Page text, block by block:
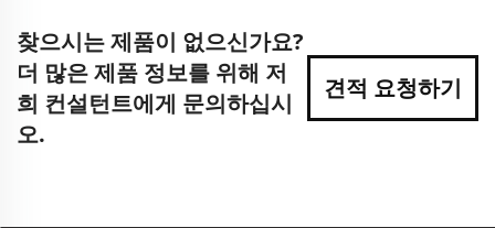
찾으시는 제품이 없으신가요?
더 많은 제품 정보를 위해 저
희 컨설턴트에게 문의하십시
오.
견적 요청하기